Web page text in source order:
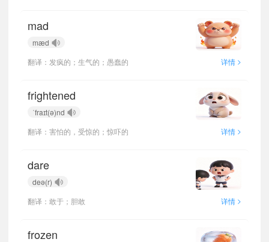
mad
mæd
翻译：发疯的；生气的；愚蠢的
详情 >
frightened
ˈfraɪt(ə)nd
翻译：害怕的，受惊的；惊吓的
详情 >
dare
deə(r)
翻译：敢于；胆敢
详情 >
frozen